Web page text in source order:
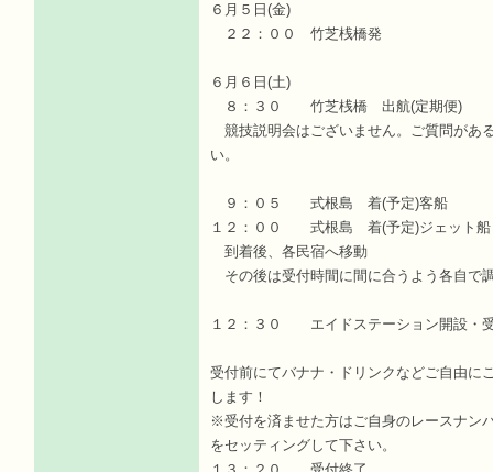
６月５日(金)
２２：００ 竹芝桟橋発
６月６日(土)
８：３０ 竹芝桟橋 出航(定期便)
競技説明会はございません。ご質問があ
い。
９：０５ 式根島 着(予定)客船
１２：００ 式根島 着(予定)ジェット船
到着後、各民宿へ移動
その後は受付時間に間に合うよう各自で
１２：３０ エイドステーション開設・
受付前にてバナナ・ドリンクなどご自由に
します！
※受付を済ませた方はご自身のレースナン
をセッティングして下さい。